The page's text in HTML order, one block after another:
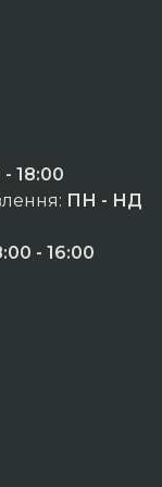
18:00
ПН - НД
- 16:00